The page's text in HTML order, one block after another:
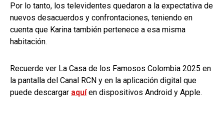
Por lo tanto, los televidentes quedaron a la expectativa de
nuevos desacuerdos y confrontaciones, teniendo en
cuenta que Karina también pertenece a esa misma
habitación.
Recuerde ver La Casa de los Famosos Colombia 2025 en
la pantalla del Canal RCN y en la aplicación digital que
puede descargar aquíen dispositivos Android y Apple.